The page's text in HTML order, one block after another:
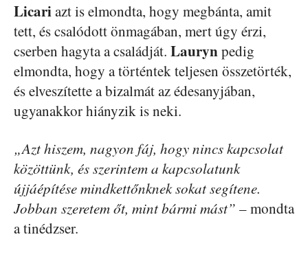
Licariazt is elmondta, hogy megbánta, amit
tett, és csalódott önmagában, mert úgy érzi,
cserben hagyta a családját. Laurynpedig
elmondta, hogy a történtek teljesen összetörték,
és elveszítette a bizalmát az édesanyjában,
ugyanakkor hiányzik is neki.
„Azt hiszem, nagyon fáj, hogy nincs kapcsolat
közöttünk, és szerintem a kapcsolatunk
újjáépítése mindkettőnknek sokat segítene.
Jobban szeretem őt, mint bármi mást” – mondta
a tinédzser.